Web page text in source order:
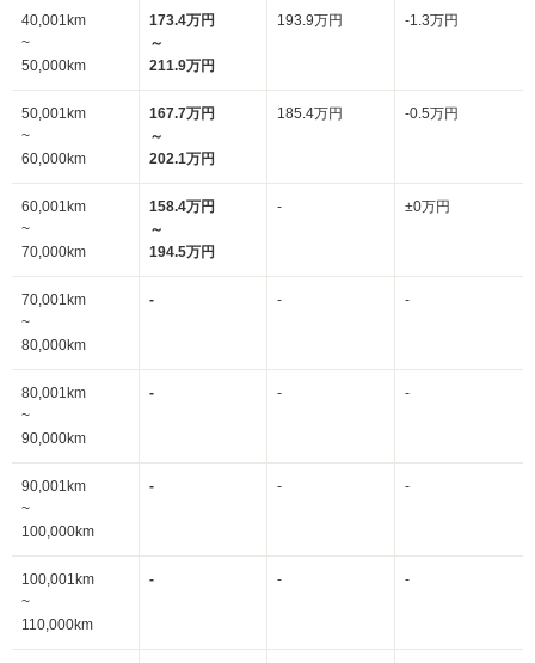
40,001km
~
50,000km
173.4万円
～
211.9万円
193.9万円 -1.3万円
50,001km
~
60,000km
167.7万円
～
202.1万円
185.4万円 -0.5万円
60,001km
~
70,000km
158.4万円
～
194.5万円
- ±0万円
70,001km
~
80,000km
- - -
80,001km
~
90,000km
- - -
90,001km
~
100,000km
- - -
100,001km
~
110,000km
- - -